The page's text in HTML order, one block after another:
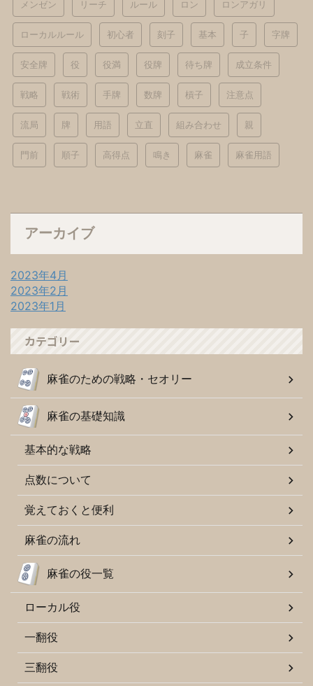
メンゼン リーチ ルール ロン ロンアガリ
ローカルルール 初心者 刻子 基本 子 字牌
安全牌 役 役満 役牌 待ち牌 成立条件
戦略 戦術 手牌 数牌 槓子 注意点
流局 牌 用語 立直 組み合わせ 親
門前 順子 高得点 鳴き 麻雀 麻雀用語
アーカイブ
2023年4月
2023年2月
2023年1月
カテゴリー
麻雀のための戦略・セオリー
麻雀の基礎知識
基本的な戦略
点数について
覚えておくと便利
麻雀の流れ
麻雀の役一覧
ローカル役
一翻役
三翻役